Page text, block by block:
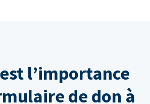
l’importance
de don à